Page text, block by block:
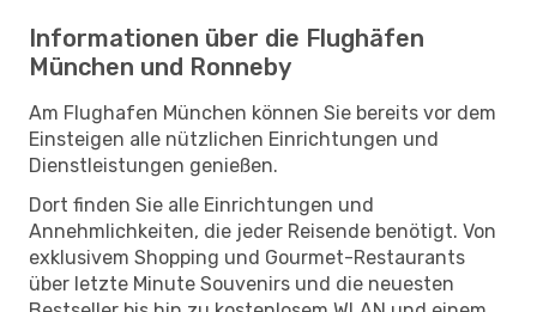
Informationen über die Flughäfen
München und Ronneby
Am Flughafen München können Sie bereits vor dem
Einsteigen alle nützlichen Einrichtungen und
Dienstleistungen genießen.
Dort finden Sie alle Einrichtungen und
Annehmlichkeiten, die jeder Reisende benötigt. Von
exklusivem Shopping und Gourmet-Restaurants
über letzte Minute Souvenirs und die neuesten